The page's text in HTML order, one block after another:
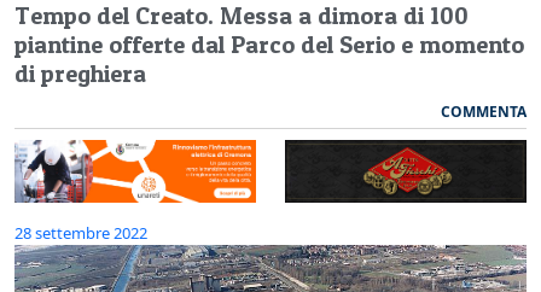
Tempo del Creato. Messa a dimora di 100
piantine offerte dal Parco del Serio e momento
di preghiera
COMMENTA
28 settembre 2022